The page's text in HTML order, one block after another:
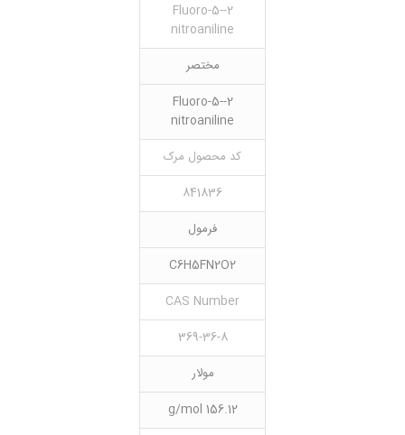
2-Fluoro-5-
nitroaniline
مختصر
2-Fluoro-5-
nitroaniline
کد محصول مرک
841836
فرمول
C6H5FN2O2
CAS Number
369-36-8
مولار
156.12 g/mol